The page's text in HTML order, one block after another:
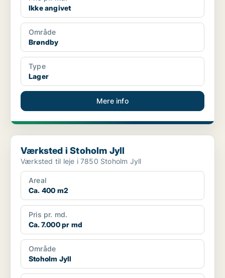
Ikke angivet
Område
Brøndby
Type
Lager
Mere info
Værksted i Stoholm Jyll
Værksted i Stoholm Jyll
Værksted til leje i 7850 Stoholm Jyll
Areal
Ca. 400 m2
Pris pr. md.
Ca. 7.000 pr md
Område
Stoholm Jyll